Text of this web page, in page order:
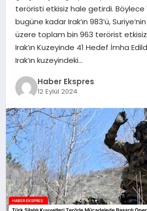
SAĞLIK
MAGAZİN
EĞİTİM
teröristi etkisiz hale getirdi. Böylece
bugüne kadar Irak’ın 983’ü,
üzere toplam bin 963 terörist
Irak’ın Kuzeyinde 41 Hedef İmha
Irak’ın kuzeyindeki…
Haber Ekspres
12 Eylül 2024